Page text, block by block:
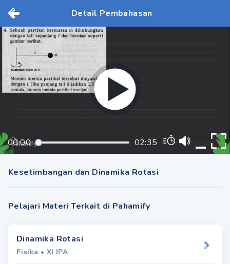
Detail Pembahasan
00:00 02:35
Kesetimbangan dan Dinamika Rotasi
Pelajari Materi Terkait di Pahamify
Dinamika Rotasi
Fisika • XI IPA